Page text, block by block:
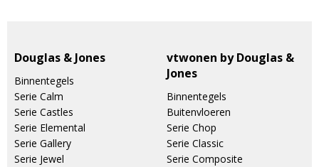
Douglas & Jones
Binnentegels
Serie Calm
Serie Castles
Serie Elemental
Serie Gallery
Serie Jewel
vtwonen by Douglas &
Jones
Binnentegels
Buitenvloeren
Serie Chop
Serie Classic
Serie Composite